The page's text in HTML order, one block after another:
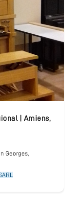
| Amiens,
Georges,